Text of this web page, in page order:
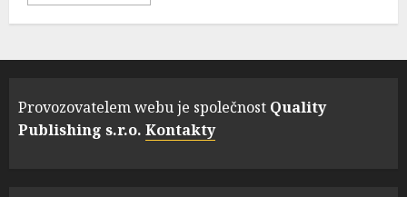
Provozovatelem webu je společnost Quality
Publishing s.r.o. Kontakty